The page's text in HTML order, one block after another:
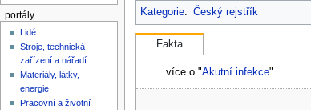
Kategorie: Český rejstřík
Fakta
...více o "Akutní infekce"
portály
Lidé
Stroje, technická
zařízení a nářadí
Materiály, látky,
energie
Pracovní a životní